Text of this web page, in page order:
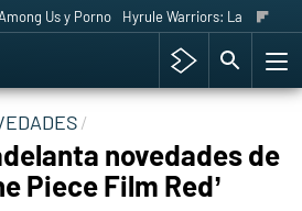
Us y Porno Hyrule Warriors: La Era del
novedades de
Piece Film Red’